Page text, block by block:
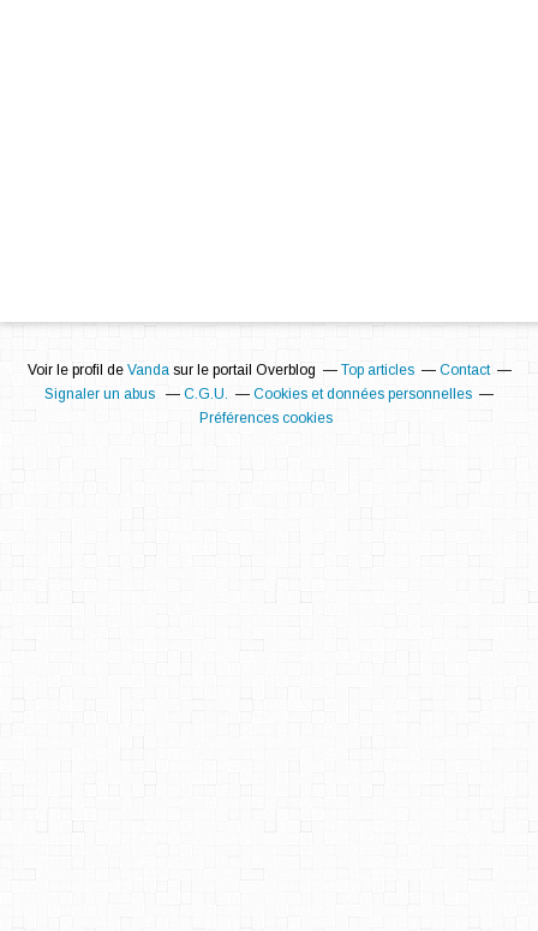
Voir le profil de Vandasur le portail Overblog Top articles
Contact
Signaler un abus
C.G.U.
Cookies et données personnelles
Préférences cookies